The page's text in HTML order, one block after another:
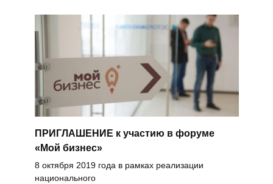
ПРИГЛАШЕНИЕ к участию в форуме
«Мой бизнес»
8 октября 2019 года в рамках реализации
национального